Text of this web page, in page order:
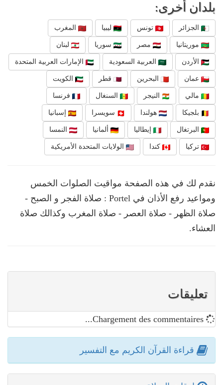
بلدان أخرى:
الجزائر تونس ليبيا المغرب
موريتانيا مصر سوريا لبنان
الأردن العربية السعودية الإمارات العربية المتحدة
عمان البحرين قطر الكويت
مالي النيجر السنغال فرنسا
بلجيكا هولندا سويسرا إسبانيا
البرتغال إيطاليا ألمانيا النمسا
تركيا كندا الولايات المتحدة الأمريكية
نقدم لك في هذه الصفحة مواقيت الصلوات الخمس
ومواعيد رفع الأذان في Portel : صلاة الفجر و الصبح -
صلاة الظهر - صلاة العصر - صلاة المغرب وكذالك صلاة
العشاء.
تعليقات
Chargement des commentaires...
قراءة القرآن الكريم مع التفسير